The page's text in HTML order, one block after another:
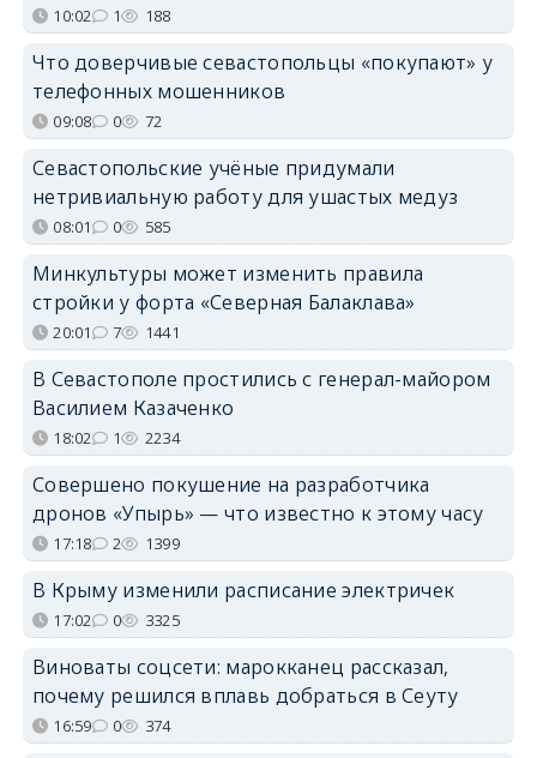
10:02 1 188
Что доверчивые севастопольцы «покупают» у
телефонных мошенников
09:08 0 72
Севастопольские учёные придумали
нетривиальную работу для ушастых медуз
08:01 0 585
Минкультуры может изменить правила
стройки у форта «Северная Балаклава»
20:01 7 1441
В Севастополе простились с генерал-майором
Василием Казаченко
18:02 1 2234
Совершено покушение на разработчика
дронов «Упырь» — что известно к этому часу
17:18 2 1399
В Крыму изменили расписание электричек
17:02 0 3325
Виноваты соцсети: марокканец рассказал,
почему решился вплавь добраться в Сеуту
16:59 0 374